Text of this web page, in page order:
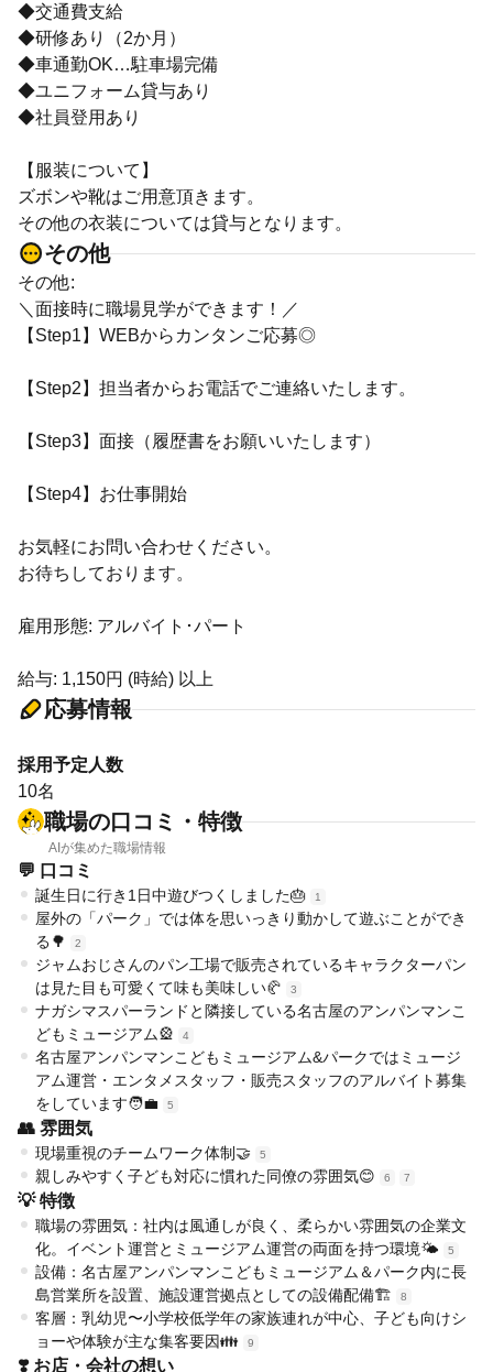
◆交通費支給
◆研修あり（2か月）
◆車通勤OK…駐車場完備
◆ユニフォーム貸与あり
◆社員登用あり
【服装について】
ズボンや靴はご用意頂きます。
その他の衣装については貸与となります。
その他
その他:
＼面接時に職場見学ができます！／
【Step1】WEBからカンタンご応募◎
【Step2】担当者からお電話でご連絡いたします。
【Step3】面接（履歴書をお願いいたします）
【Step4】お仕事開始
お気軽にお問い合わせください。
お待ちしております。
雇用形態: アルバイト･パート
給与: 1,150円 (時給) 以上
応募情報
採用予定人数
10名
職場の口コミ・特徴
AIが集めた職場情報
💬 口コミ
誕生日に行き1日中遊びつくしました🎂 1
屋外の「パーク」では体を思いっきり動かして遊ぶことができ
る🌳
2
ジャムおじさんのパン工場で販売されているキャラクターパン
は見た目も可愛くて味も美味しい🥐
3
ナガシマスパーランドと隣接している名古屋のアンパンマンこ
どもミュージアム🎡
4
名古屋アンパンマンこどもミュージアム&パークではミュージ
アム運営・エンタメスタッフ・販売スタッフのアルバイト募集
をしています🧑‍💼
5
👥 雰囲気
現場重視のチームワーク体制🤝 5
親しみやすく子ども対応に慣れた同僚の雰囲気😊 6 7
💡 特徴
職場の雰囲気：社内は風通しが良く、柔らかい雰囲気の企業文
化。イベント運営とミュージアム運営の両面を持つ環境🌤️
5
設備：名古屋アンパンマンこどもミュージアム＆パーク内に長
島営業所を設置、施設運営拠点としての設備配備🏗️
8
客層：乳幼児〜小学校低学年の家族連れが中心、子ども向けシ
ョーや体験が主な集客要因👪
9
❣️ お店・会社の想い